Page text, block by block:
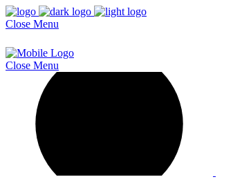
Close Menu
Close Menu